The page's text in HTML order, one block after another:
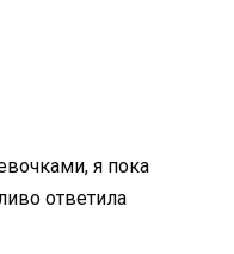
я пока
ответила